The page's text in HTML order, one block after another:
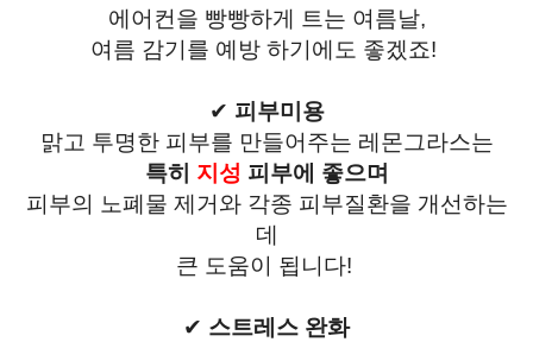
에어컨을 빵빵하게 트는 여름날,
여름 감기를 예방 하기에도 좋겠죠!
✔ 피부미용
맑고 투명한 피부를 만들어주는 레몬그라스는
특히 지성 피부에 좋으며
피부의 노폐물 제거와 각종 피부질환을 개선하는
데
큰 도움이 됩니다!
✔ 스트레스 완화